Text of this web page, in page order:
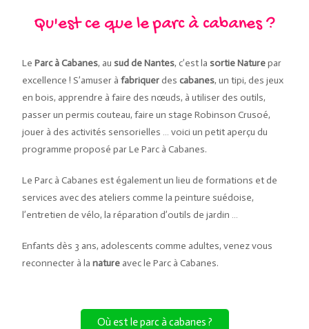
Qu'est ce que le parc à cabanes ?
LeParc à Cabanes, ausud de Nantes, c’est lasortie Naturepar
excellence ! S’amuser àfabriquerdescabanes, un tipi, des jeux
en bois, apprendre à faire des nœuds, à utiliser des outils,
passer un permis couteau, faire un stage Robinson Crusoé,
jouer à des activités sensorielles … voici un petit aperçu du
programme proposé par Le Parc à Cabanes.
Le Parc à Cabanes est également un lieu de formations et de
services avec des ateliers comme la peinture suédoise,
l’entretien de vélo, la réparation d’outils de jardin …
Enfants dès 3 ans, adolescents comme adultes, venez vous
reconnecter à lanature avec le Parc à Cabanes.
Où est le parc à cabanes ?